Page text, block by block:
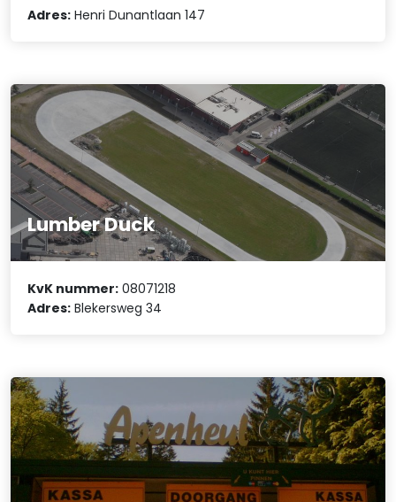
Adres: Henri Dunantlaan 147
Lumber Duck
KvK nummer: 08071218
Adres: Blekersweg 34